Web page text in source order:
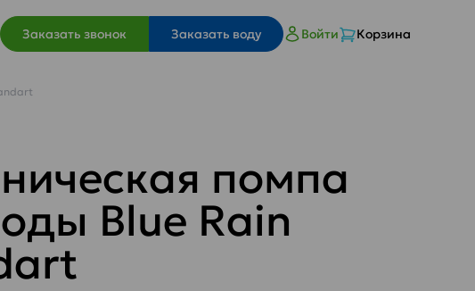
Заказать звонок Заказать воду Войти Корзина
помпа
Blue Rain